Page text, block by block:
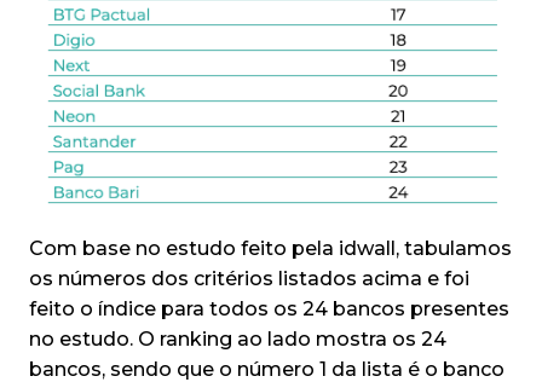
Com base no estudo feito pela idwall, tabulamos
os números dos critérios listados acima e foi
feito o índice para todos os 24 bancos presentes
no estudo. O ranking ao lado mostra os 24
bancos, sendo que o número 1 da lista é o banco